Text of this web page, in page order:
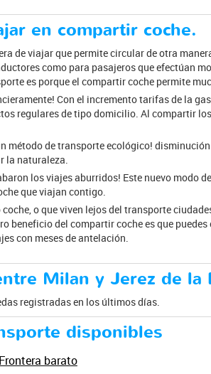
en compartir coche.
de viajar que permite circular de otra
como para pasajeros que efectúan
es porque el compartir coche permite
Con el incremento tarifas de la
regulares de tipo domicilio. Al compartir
método de transporte ecológico!
la naturaleza.
los viajes aburridos! Este nuevo modo
que viajan contigo.
o que viven lejos del transporte
beneficio del compartir coche es que
con meses de antelación.
Milan y Jerez de la
registradas en los últimos días.
disponibles
barato